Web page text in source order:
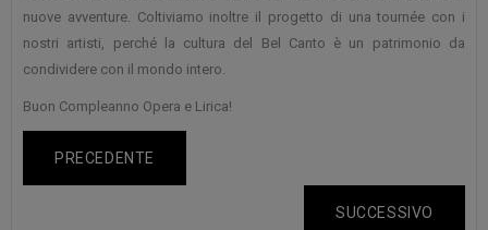
nuove avventure. Coltiviamo inoltre il progetto di una tournée con i
nostri artisti, perché la cultura del Bel Canto è un patrimonio da
condividere con il mondo intero.
Buon Compleanno Opera e Lirica!
PRECEDENTE
SUCCESSIVO